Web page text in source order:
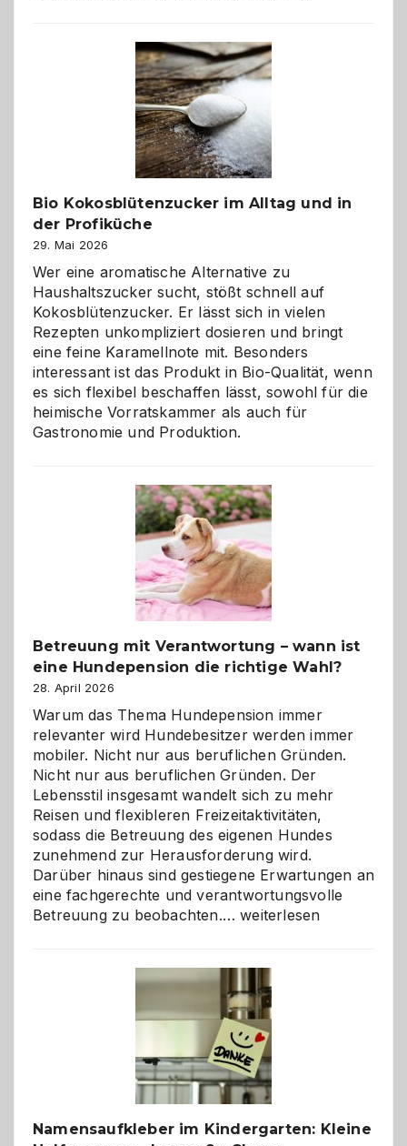
Freund
in
Gefahr
ist:
Brandschutz
für
Hunde
eigenen
Bio Kokosblütenzucker im Alltag und in
der Profiküche
29. Mai 2026
Wer eine aromatische Alternative zu
Haushaltszucker sucht, stößt schnell auf
Kokosblütenzucker. Er lässt sich in vielen
Rezepten unkompliziert dosieren und bringt
eine feine Karamellnote mit. Besonders
interessant ist das Produkt in Bio-Qualität, wenn
es sich flexibel beschaffen lässt, sowohl für die
heimische Vorratskammer als auch für
Gastronomie und Produktion.
Betreuung mit Verantwortung – wann ist
eine Hundepension die richtige Wahl?
28. April 2026
Warum das Thema Hundepension immer
relevanter wird Hundebesitzer werden immer
mobiler. Nicht nur aus beruflichen Gründen.
Nicht nur aus beruflichen Gründen. Der
Lebensstil insgesamt wandelt sich zu mehr
Reisen und flexibleren Freizeitaktivitäten,
sodass die Betreuung des eigenen Hundes
zunehmend zur Herausforderung wird.
Darüber hinaus sind gestiegene Erwartungen an
eine fachgerechte und verantwortungsvolle
Betreuung zu beobachten.…Betreuung
wann
ist
eine
Hundepension
die
richtige
weiterlesen
Namensaufkleber im Kindergarten: Kleine